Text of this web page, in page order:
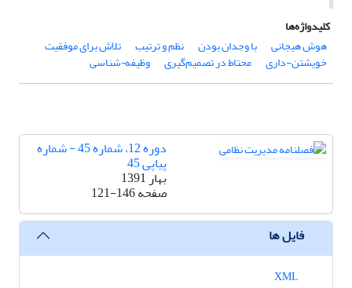
کلیدواژه‌ها
هوش هیجانی
با وجدان بودن نظم و ترتیب تلاش برای موفقیت
خویشتن-داری محتاط در تصمیم‌گیری وظیفه¬شناسی
دوره 12، شماره 45 - شماره
پیاپی 45
بهار 1391
صفحه121-146
فایل ها